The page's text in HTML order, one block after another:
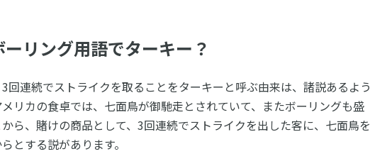
リング用語でターキー？
回連続でストライクを取ることをターキーと呼ぶ由来は、諸説あるよう
リカの食卓では、七面鳥が御馳走とされていて、またボーリングも盛
ら、賭けの商品として、3回連続でストライクを出した客に、七面鳥を
とする説があります。